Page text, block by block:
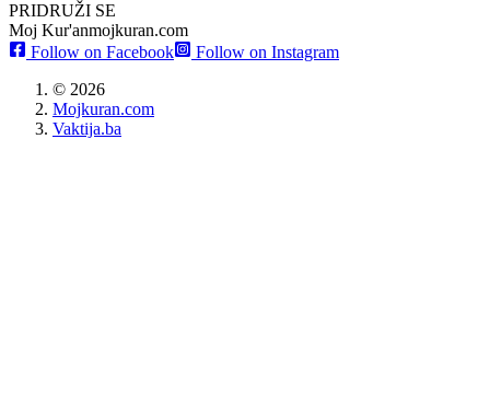
PRIDRUŽI SE
Moj Kur'anmojkuran.com
Follow on Facebook
Follow on Instagram
© 2026
Mojkuran.com
Vaktija.ba